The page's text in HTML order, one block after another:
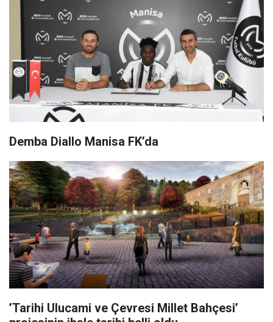
Demba Diallo Manisa FK’da
’Tarihi Ulucami ve Çevresi Millet Bahçesi’